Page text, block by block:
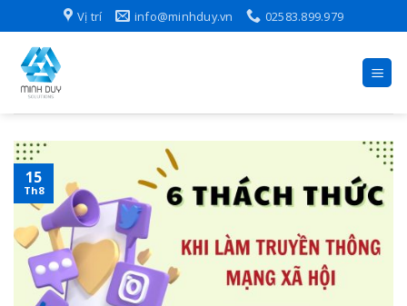
to
content
Vị trí info@minhduy.vn 02583.899.979
15
Th8